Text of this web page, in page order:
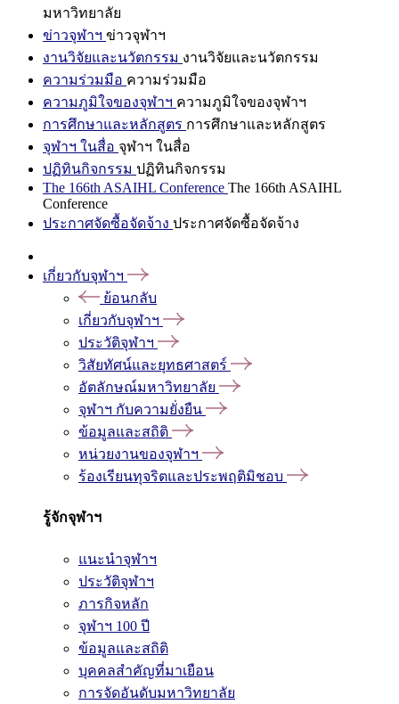
มหาวิทยาลัย
ข่าวจุฬาฯ ข่าวจุฬาฯ
งานวิจัยและนวัตกรรม งานวิจัยและนวัตกรรม
ความร่วมมือ ความร่วมมือ
ความภูมิใจของจุฬาฯ ความภูมิใจของจุฬาฯ
การศึกษาและหลักสูตร การศึกษาและหลักสูตร
จุฬาฯ ในสื่อ จุฬาฯ ในสื่อ
ปฏิทินกิจกรรม ปฏิทินกิจกรรม
The 166th ASAIHL Conference The 166th ASAIHL
Conference
ประกาศจัดซื้อจัดจ้าง ประกาศจัดซื้อจัดจ้าง
เกี่ยวกับจุฬาฯ
ย้อนกลับ
เกี่ยวกับจุฬาฯ
ประวัติจุฬาฯ
วิสัยทัศน์และยุทธศาสตร์
อัตลักษณ์มหาวิทยาลัย
จุฬาฯ กับความยั่งยืน
ข้อมูลและสถิติ
หน่วยงานของจุฬาฯ
ร้องเรียนทุจริตและประพฤติมิชอบ
รู้จักจุฬาฯ
แนะนำจุฬาฯ
ประวัติจุฬาฯ
ภารกิจหลัก
จุฬาฯ 100 ปี
ข้อมูลและสถิติ
บุคคลสำคัญที่มาเยือน
การจัดอันดับมหาวิทยาลัย